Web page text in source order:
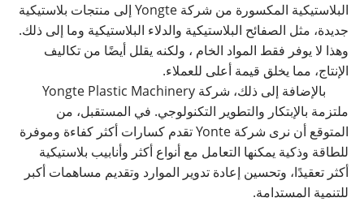
البلاستيكية المكسورة من شركة Yongte إلى منتجات بلاستيكية
جديدة، مثل الصفائح البلاستيكية والدلاء البلاستيكية وما إلى ذلك.
وهذا لا يوفر فقط المواد الخام ، ولكنه يقلل أيضًا من تكاليف
الإنتاج، مما يخلق قيمة أعلى للعملاء.
بالإضافة إلى ذلك، شركة Yongte Plastic Machinery
ملتزمة بالإبتكار والتطوير التكنولوجي. في المستقبل، من
المتوقع أن نرى شركة Yonte تقدم كسارات أكثر كفاءة وموفرة
للطاقة وذكية يمكنها التعامل مع أنواع أكثر وأنابيب بلاستيكية
أكثر تعقيدًا، وتحسين إعادة تدوير الموارد وتقديم مساهمات أكبر
للتنمية المستدامة.